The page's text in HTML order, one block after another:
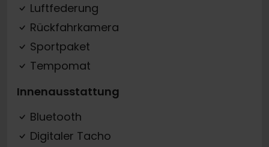
Luftfederung
Rückfahrkamera
Sportpaket
Tempomat
Innenausstattung
Bluetooth
Digitaler Tacho